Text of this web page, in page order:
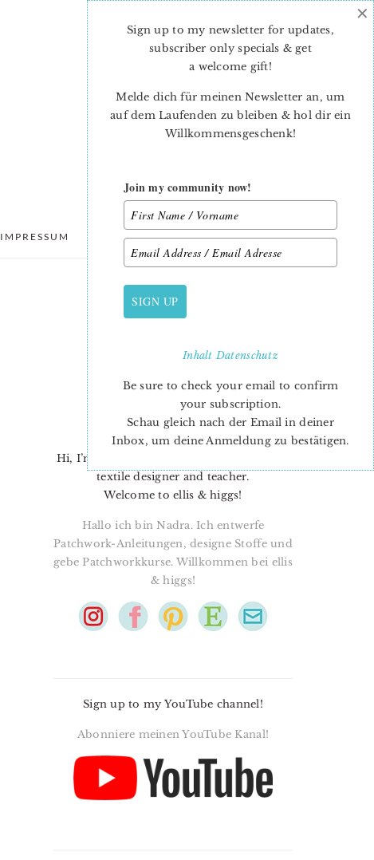
IMPRESSUM DATENSCHUTZ
PRIMARY
SIDEBAR
Hi, I’m Nadra. I’m a quilt pattern designer,
textile designer and teacher.
Welcome to ellis & higgs!
Hallo ich bin Nadra. Ich entwerfe
Patchwork-Anleitungen, designe Stoffe und
gebe Patchworkkurse. Willkommen bei ellis
& higgs!
Sign up to my YouTube channel!
Abonniere meinen YouTube Kanal!
Sign up to my newsletter for updates,
subscriber only specials & get
a welcome gift!
Melde dich für meinen Newsletter an, um
auf dem Laufenden zu bleiben & hol dir ein
Willkommensgeschenk!
Join my community now!
SIGN UP
InhaltDatenschutz
Be sure to check your email to confirm
your subscription.
Schau gleich nach der Email in deiner
Inbox, um deine Anmeldung zu bestätigen.
×